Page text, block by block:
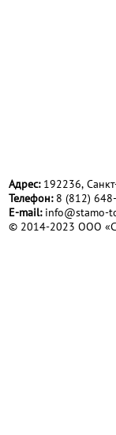
Адрес:192236,
Телефон:8 (812)
Е-mail: info@stamo-
© 2014-2023 ООО